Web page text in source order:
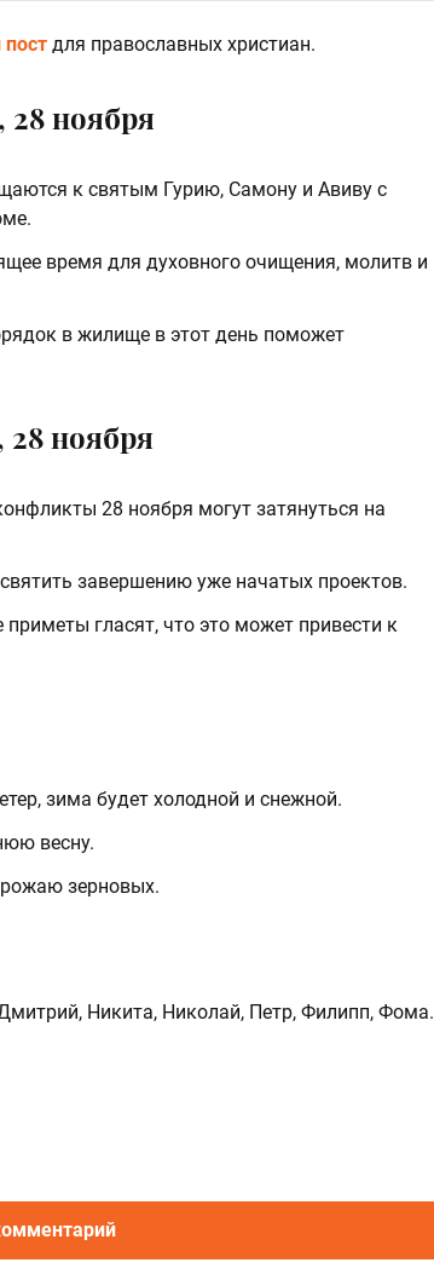
для православных христиан.
28 ноября
к святым Гурию, Самону и Авиву с
время для духовного очищения, молитв и
в жилище в этот день поможет
28 ноября
28 ноября могут затянуться на
завершению уже начатых проектов.
гласят, что это может привести к
зима будет холодной и снежной.
весну.
зерновых.
Никита, Николай, Петр, Филипп, Фома.